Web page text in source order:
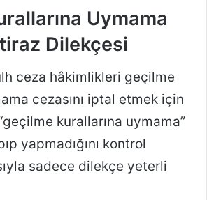
Uymama
Dilekçesi
ceza hâkimlikleri geçilme
cezasını iptal etmek için
kurallarına uymama”
yapmadığını kontrol
sadece dilekçe yeterli